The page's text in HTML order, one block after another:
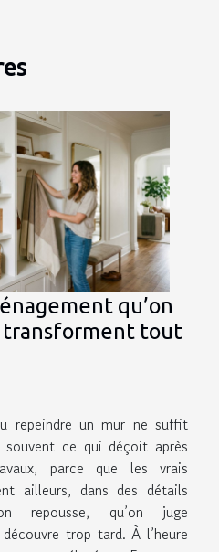
qu’on
tout
repeindre un mur ne suffit
ce qui déçoit après
parce que les vrais
ailleurs, dans des détails
repousse, qu’on juge
trop tard. À l’heure